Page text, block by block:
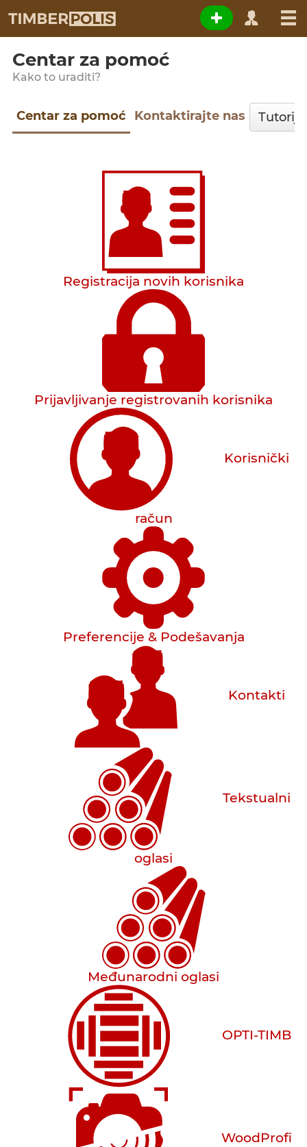
Centar za pomoć
Kako to uraditi?
Centar za pomoć Kontaktirajte nas
Registracija novih korisnika
Prijavljivanje registrovanih korisnika
Korisnički
račun
Preferencije & Podešavanja
Kontakti
Tekstualni
oglasi
Međunarodni oglasi
OPTI-TIMB
WoodProfi